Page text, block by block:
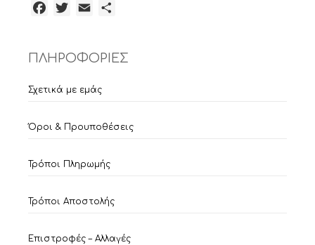
Facebook
TwitterEmail
ΠΛΗΡΟΦΟΡΙΕΣ
Σχετικά με εμάς
Όροι & Προυποθέσεις
Τρόποι Πληρωμής
Τρόποι Αποστολής
Επιστροφές – Αλλαγές